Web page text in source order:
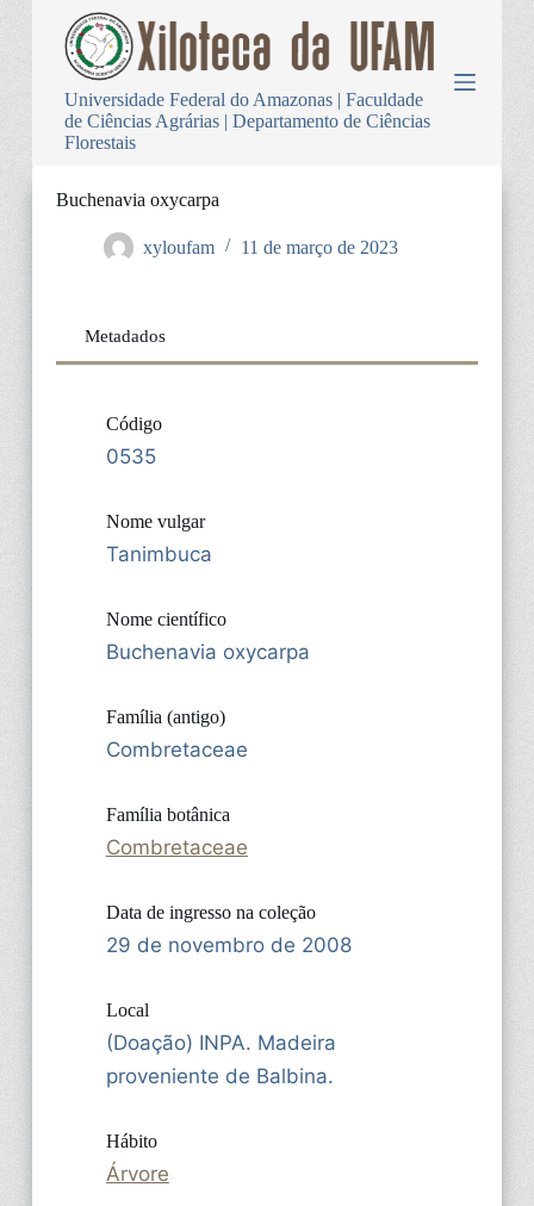
Universidade Federal do Amazonas | Faculdade
de Ciências Agrárias | Departamento de Ciências
Florestais
Buchenavia oxycarpa
xyloufam 11 de março de 2023
Metadados
Código
0535
Nome vulgar
Tanimbuca
Nome científico
Buchenavia oxycarpa
Família (antigo)
Combretaceae
Família botânica
Combretaceae
Data de ingresso na coleção
29 de novembro de 2008
Local
(Doação) INPA. Madeira
proveniente de Balbina.
Hábito
Árvore